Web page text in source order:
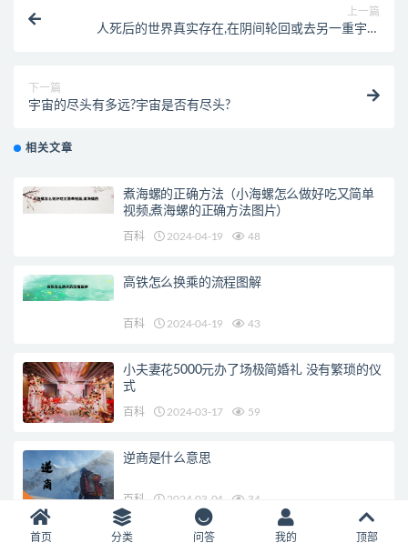
上一篇
人死后的世界真实存在,在阴间轮回或去另一重宇宙
下一篇
宇宙的尽头有多远?宇宙是否有尽头?
相关文章
煮海螺的正确方法（小海螺怎么做好吃又简单
视频,煮海螺的正确方法图片）
百科 2024-04-19 48
高铁怎么换乘的流程图解
百科 2024-04-19 43
小夫妻花5000元办了场极简婚礼 没有繁琐的仪
式
百科 2024-03-17 59
逆商是什么意思
百科 2024-03-04 34
首页 分类 问答 我的 顶部